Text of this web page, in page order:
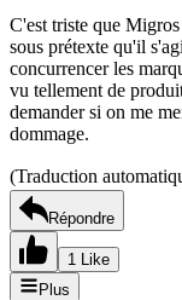
C'est triste que
sous prétexte qu'il
concurrencer les
vu tellement de
demander si on me
dommage.
(Traduction
Répondre
1 Like
Plus